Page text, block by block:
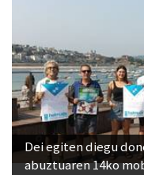
Dei egiten diegu
abuztuaren 14ko